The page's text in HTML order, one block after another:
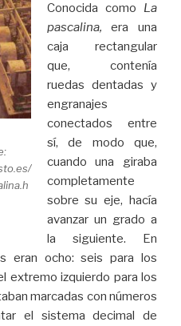
Conocida como La
pascalina,era una
caja rectangular
que, contenía
ruedas dentadas y
engranajes
conectados entre
sí, de modo que,
cuando una giraba
completamente
sobre su eje, hacía
avanzar un grado a
la siguiente. En
eran ocho: seis para los
extremo izquierdo para los
marcadas con números
el sistema decimal de